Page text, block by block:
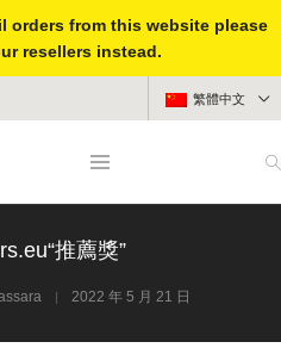
orders from this website please
resellers instead.
繁體中文
推薦獎”
2022 年 5 月 21 日